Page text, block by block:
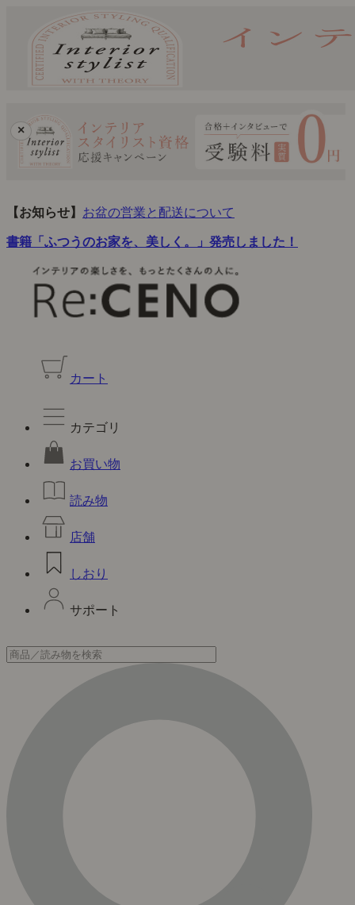
×
【お知らせ】 お盆の営業と配送について
書籍「ふつうのお家を、美しく。」発売しました！
カート
カテゴリ
お買い物
読み物
店舗
しおり
サポート